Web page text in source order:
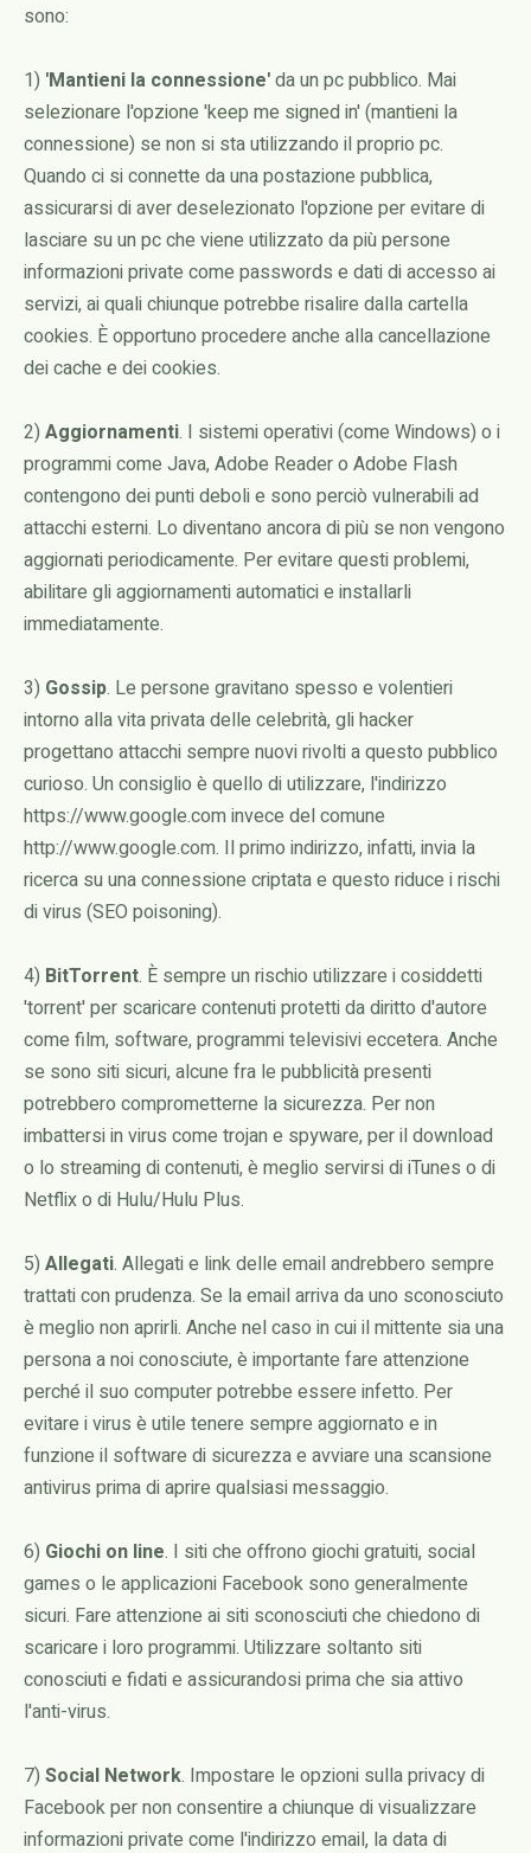
sono:
1) 'Mantieni la connessione'da un pc pubblico. Mai
selezionare l'opzione 'keep me signed in' (mantieni la
connessione) se non si sta utilizzando il proprio pc.
Quando ci si connette da una postazione pubblica,
assicurarsi di aver deselezionato l'opzione per evitare di
lasciare su un pc che viene utilizzato da più persone
informazioni private come passwords e dati di accesso ai
servizi, ai quali chiunque potrebbe risalire dalla cartella
cookies. È opportuno procedere anche alla cancellazione
dei cache e dei cookies.
2) Aggiornamenti. I sistemi operativi (come Windows) o i
programmi come Java, Adobe Reader o Adobe Flash
contengono dei punti deboli e sono perciò vulnerabili ad
attacchi esterni. Lo diventano ancora di più se non vengono
aggiornati periodicamente. Per evitare questi problemi,
abilitare gli aggiornamenti automatici e installarli
immediatamente.
3) Gossip. Le persone gravitano spesso e volentieri
intorno alla vita privata delle celebrità, gli hacker
progettano attacchi sempre nuovi rivolti a questo pubblico
curioso. Un consiglio è quello di utilizzare, l'indirizzo
https://www.google.com invece del comune
http://www.google.com. Il primo indirizzo, infatti, invia la
ricerca su una connessione criptata e questo riduce i rischi
di virus (SEO poisoning).
4) BitTorrent. È sempre un rischio utilizzare i cosiddetti
'torrent' per scaricare contenuti protetti da diritto d'autore
come film, software, programmi televisivi eccetera. Anche
se sono siti sicuri, alcune fra le pubblicità presenti
potrebbero comprometterne la sicurezza. Per non
imbattersi in virus come trojan e spyware, per il download
o lo streaming di contenuti, è meglio servirsi di iTunes o di
Netflix o di Hulu/Hulu Plus.
5) Allegati. Allegati e link delle email andrebbero sempre
trattati con prudenza. Se la email arriva da uno sconosciuto
è meglio non aprirli. Anche nel caso in cui il mittente sia una
persona a noi conosciute, è importante fare attenzione
perché il suo computer potrebbe essere infetto. Per
evitare i virus è utile tenere sempre aggiornato e in
funzione il software di sicurezza e avviare una scansione
antivirus prima di aprire qualsiasi messaggio.
6) Giochi on line. I siti che offrono giochi gratuiti, social
games o le applicazioni Facebook sono generalmente
sicuri. Fare attenzione ai siti sconosciuti che chiedono di
scaricare i loro programmi. Utilizzare soltanto siti
conosciuti e fidati e assicurandosi prima che sia attivo
l'anti-virus.
7) Social Network. Impostare le opzioni sulla privacy di
Facebook per non consentire a chiunque di visualizzare
informazioni private come l'indirizzo email, la data di